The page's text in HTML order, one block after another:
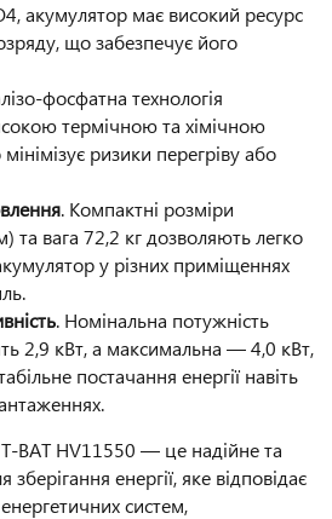
акумулятор має високий ресурс
що забезпечує його
фосфатна технологія
термічною та хімічною
ризики перегріву або
. Компактні розміри
та вага 72,2 кг дозволяють легко
у різних приміщеннях
. Номінальна потужність
2,9 кВт, а максимальна — 4,0 кВт,
постачання енергії навіть
BAT HV11550 — це надійне та
енергії, яке відповідає
систем,